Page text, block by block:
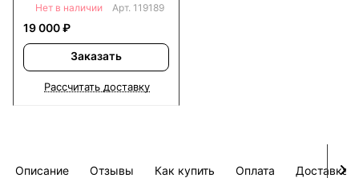
Нет в наличии Арт. 119189
19 000 ₽
Заказать
Рассчитать доставку
Описание Отзывы Как купить Оплата Доставка